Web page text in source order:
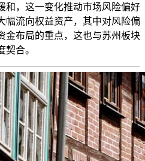
和 ，这一变化推动市场风险偏好
幅流向权益资产，其中对风险偏
金布局的重点，这也与苏州板块
合。